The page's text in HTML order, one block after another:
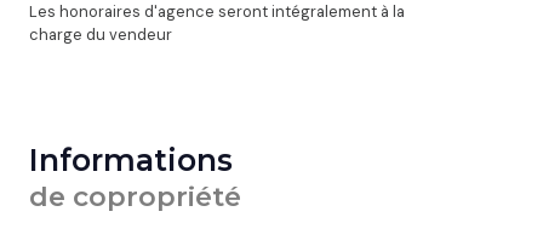
Les honoraires d'agence seront intégralement à la
charge du vendeur
Informations
de copropriété